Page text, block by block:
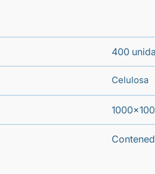
400
Celulosa